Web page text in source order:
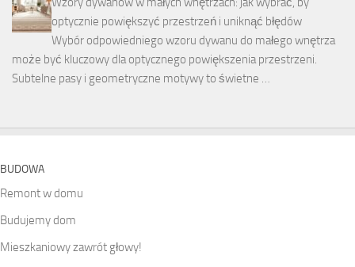
optycznie powiększyć przestrzeń i uniknąć błędów
Wybór odpowiedniego wzoru dywanu do małego wnętrza
może być kluczowy dla optycznego powiększenia przestrzeni.
Subtelne pasy i geometryczne motywy to świetne …
BUDOWA
Remont w domu
Budujemy dom
Mieszkaniowy zawrót głowy!